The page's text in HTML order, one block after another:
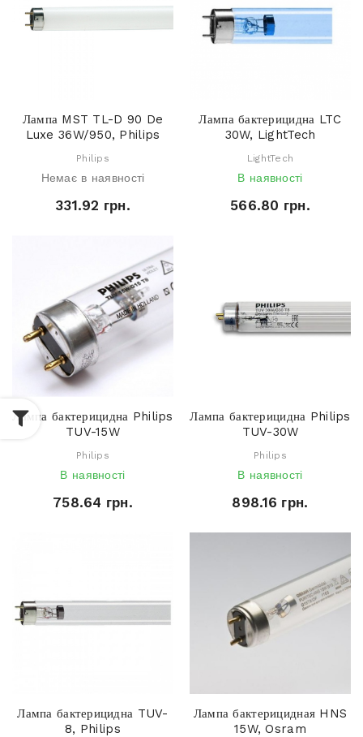
Лампа MST TL-D 90 De
Luxe 36W/950, Philips
Philips
Немає в наявності
331.92 грн.
Лампа бактерицидна LTC
30W, LightTech
LightTech
В наявності
566.80 грн.
Лампа бактерицидна Philips
TUV-15W
Philips
В наявності
758.64 грн.
Лампа бактерицидна Philips
TUV-30W
Philips
В наявності
898.16 грн.
Лампа бактерицидна TUV-
8, Philips
Лампа бактерицидная HNS
15W, Osram